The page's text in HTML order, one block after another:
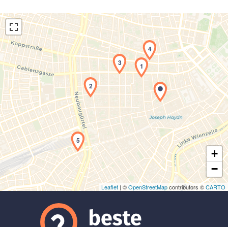
Laden der Karte...
1
2
3
4
5
+
−
Leaflet | ©OpenStreetMapcontributors ©CARTO